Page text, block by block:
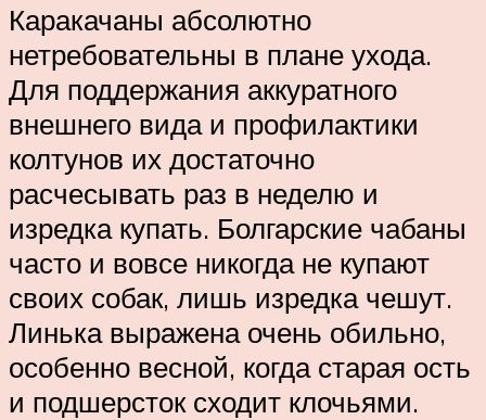
Каракачаны абсолютно
нетребовательны в плане ухода.
Для поддержания аккуратного
внешнего вида и профилактики
колтунов их достаточно
расчесывать раз в неделю и
изредка купать. Болгарские чабаны
часто и вовсе никогда не купают
своих собак, лишь изредка чешут.
Линька выражена очень обильно,
особенно весной, когда старая ость
и подшерсток сходит клочьями.